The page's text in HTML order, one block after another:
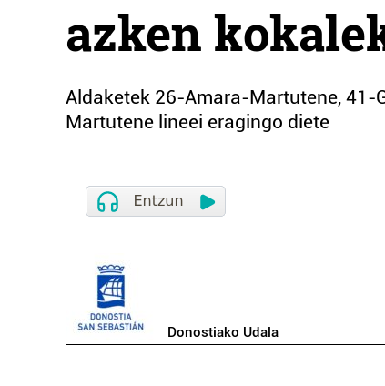
azken
Aldaketek 26-Amara-Martutene,
Martutene lineei eragingo diete
Donostiako Udala